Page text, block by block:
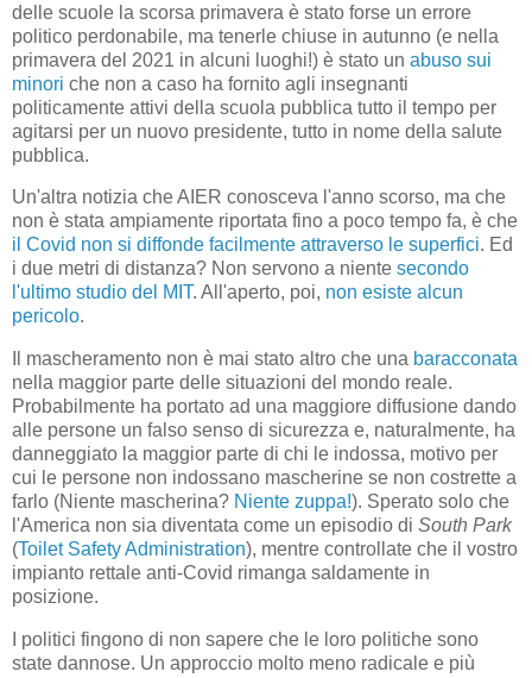
delle scuole la scorsa primavera è stato forse un errore
politico perdonabile, ma tenerle chiuse in autunno (e nella
primavera del 2021 in alcuni luoghi!) è stato un abuso sui
minori che non a caso ha fornito agli insegnanti
politicamente attivi della scuola pubblica tutto il tempo per
agitarsi per un nuovo presidente, tutto in nome della salute
pubblica.
Un'altra notizia che AIER conosceva l'anno scorso, ma che
non è stata ampiamente riportata fino a poco tempo fa, è che
il Covid non si diffonde facilmente attraverso le superfici. Ed
i due metri di distanza? Non servono a niente secondo
l'ultimo studio del MIT. All'aperto, poi, non esiste alcun
pericolo.
Il mascheramento non è mai stato altro che una baracconata
nella maggior parte delle situazioni del mondo reale.
Probabilmente ha portato ad una maggiore diffusione dando
alle persone un falso senso di sicurezza e, naturalmente, ha
danneggiato la maggior parte di chi le indossa, motivo per
cui le persone non indossano mascherine se non costrette a
farlo (Niente mascherina? Niente zuppa!). Sperato solo che
l'America non sia diventata come un episodio di South Park
(Toilet Safety Administration), mentre controllate che il vostro
impianto rettale anti-Covid rimanga saldamente in
posizione.
I politici fingono di non sapere che le loro politiche sono
state dannose. Un approccio molto meno radicale e più